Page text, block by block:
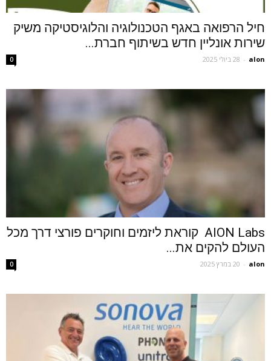
חיל הרפואה באגף הטכנולוגיה והלוגיסטיקה משיק
שירות אונליין חדש בשיתוף חברת...
alon
- 28 ביולי 2025 0
AION Labs קוראת ליזמים וחוקרים פורצי דרך מכל
העולם להקים את...
alon
- 20 במרץ 2025 0